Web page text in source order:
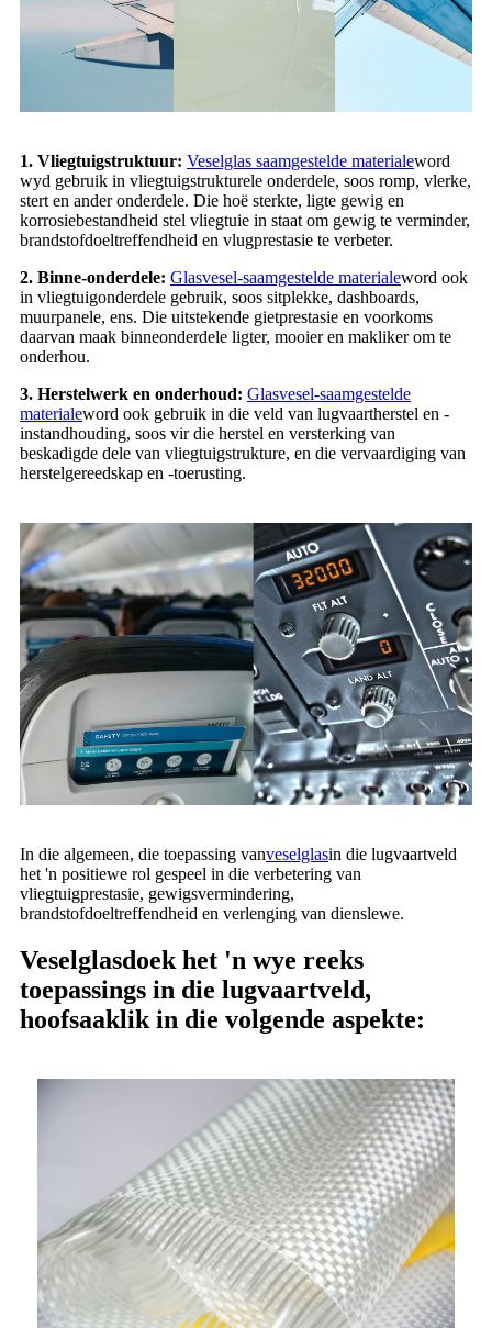
1. Vliegtuigstruktuur: Veselglas saamgestelde materialeword
wyd gebruik in vliegtuigstrukturele onderdele, soos romp, vlerke,
stert en ander onderdele. Die hoë sterkte, ligte gewig en
korrosiebestandheid stel vliegtuie in staat om gewig te verminder,
brandstofdoeltreffendheid en vlugprestasie te verbeter.
2. Binne-onderdele: Glasvesel-saamgestelde materialeword ook
in vliegtuigonderdele gebruik, soos sitplekke, dashboards,
muurpanele, ens. Die uitstekende gietprestasie en voorkoms
daarvan maak binneonderdele ligter, mooier en makliker om te
onderhou.
3. Herstelwerk en onderhoud: Glasvesel-saamgestelde
materialeword ook gebruik in die veld van lugvaartherstel en -
instandhouding, soos vir die herstel en versterking van
beskadigde dele van vliegtuigstrukture, en die vervaardiging van
herstelgereedskap en -toerusting.
In die algemeen, die toepassing vanveselglasin die lugvaartveld
het 'n positiewe rol gespeel in die verbetering van
vliegtuigprestasie, gewigsvermindering,
brandstofdoeltreffendheid en verlenging van dienslewe.
Veselglasdoek het 'n wye reeks
toepassings in die lugvaartveld,
hoofsaaklik in die volgende aspekte: